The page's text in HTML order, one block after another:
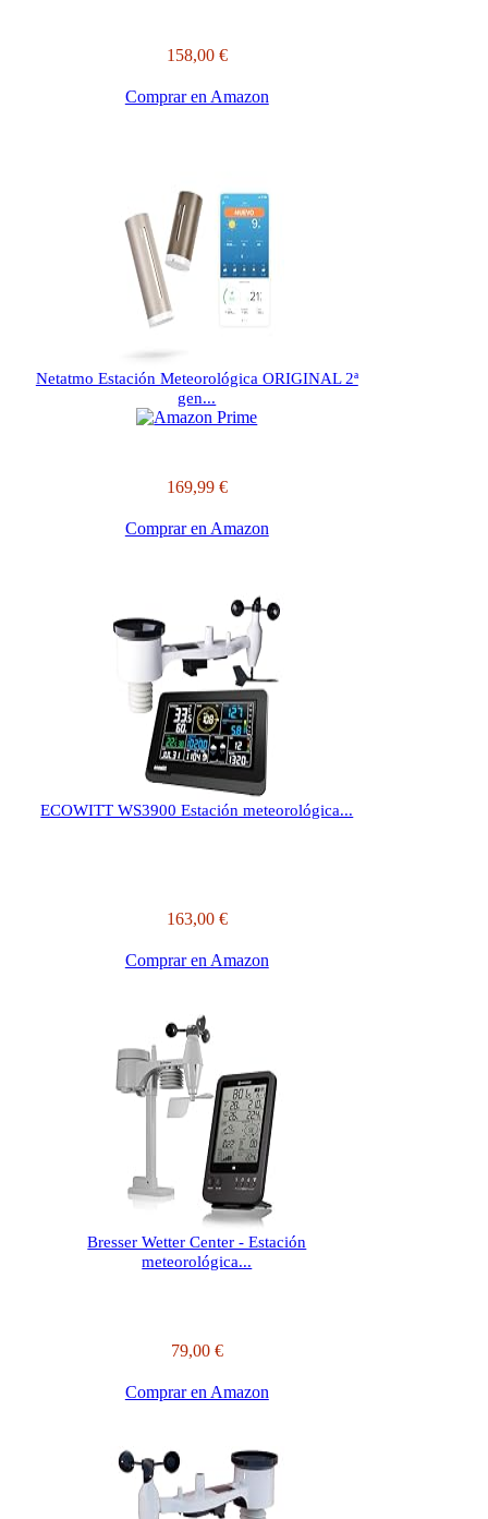
158,00 €
Comprar en Amazon
Netatmo Estación Meteorológica ORIGINAL 2ª
gen...
169,99 €
Comprar en Amazon
ECOWITT WS3900 Estación meteorológica...
163,00 €
Comprar en Amazon
Bresser Wetter Center - Estación
meteorológica...
79,00 €
Comprar en Amazon